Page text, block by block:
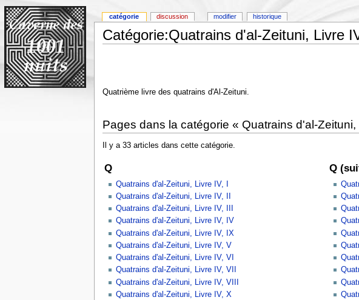
Catégorie:Quatrains d'al-Zeituni, Livre
Quatrième livre des quatrains d'Al-Zeituni.
Pages dans la catégorie « Quatrains d'al-Zeituni,
Il y a 33 articles dans cette catégorie.
Q
Quatrains d'al-Zeituni, Livre IV, I
Quatrains d'al-Zeituni, Livre IV, II
Quatrains d'al-Zeituni, Livre IV, III
Quatrains d'al-Zeituni, Livre IV, IV
Quatrains d'al-Zeituni, Livre IV, IX
Quatrains d'al-Zeituni, Livre IV, V
Quatrains d'al-Zeituni, Livre IV, VI
Quatrains d'al-Zeituni, Livre IV, VII
Quatrains d'al-Zeituni, Livre IV, VIII
Quatrains d'al-Zeituni, Livre IV, X
Q
catégorie discussion modifier historique